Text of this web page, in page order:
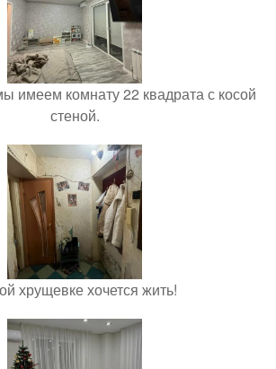
имеем комнату 22 квадрата с косой
стеной.
хрущевке хочется жить!